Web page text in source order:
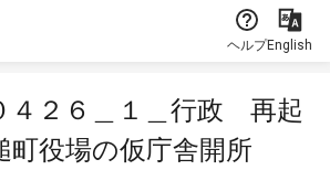
ヘルプEnglish
４２６＿１＿行政 再起
役場の仮庁舎開所